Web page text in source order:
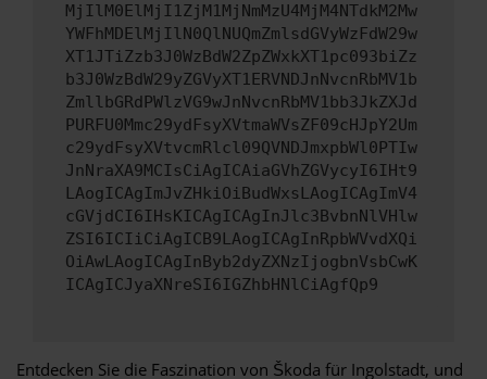
MjIlM0ElMjI1ZjM1MjNmMzU4MjM4NTdkM2Mw
YWFhMDElMjIlN0QlNUQmZmlsdGVyWzFdW29w
XT1JTiZzb3J0WzBdW2ZpZWxkXT1pc093biZz
b3J0WzBdW29yZGVyXT1ERVNDJnNvcnRbMV1b
ZmllbGRdPWlzVG9wJnNvcnRbMV1bb3JkZXJd
PURFU0Mmc29ydFsyXVtmaWVsZF09cHJpY2Um
c29ydFsyXVtvcmRlcl09QVNDJmxpbWl0PTIw
JnNraXA9MCIsCiAgICAiaGVhZGVycyI6IHt9
LAogICAgImJvZHkiOiBudWxsLAogICAgImV4
cGVjdCI6IHsKICAgICAgInJlc3BvbnNlVHlw
ZSI6ICIiCiAgICB9LAogICAgInRpbWVvdXQi
OiAwLAogICAgInByb2dyZXNzIjogbnVsbCwK
ICAgICJyaXNreSI6IGZhbHNlCiAgfQp9
Entdecken Sie die Faszination von Škoda für Ingolstadt, und